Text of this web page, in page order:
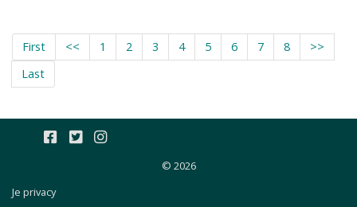
First << 1 2 3 4 5 6 7 8
>>
Last
© 2026
Je privacy